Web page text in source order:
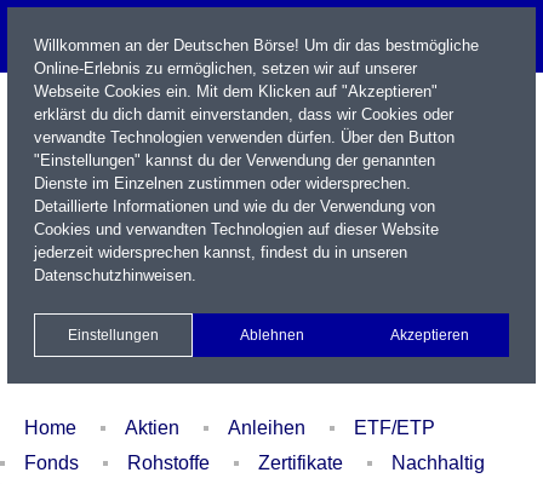
Name / WKN / ISIN / Kürzel
Xetra Realtime
Watchlist Portfolio Login
Home Aktien Anleihen
ETF/ETP
Fonds
Rohstoffe Zertifikate
Nachhaltig
Willkommen an der Deutschen Börse! Um dir das bestmögliche
Online-Erlebnis zu ermöglichen, setzen wir auf unserer
Webseite Cookies ein. Mit dem Klicken auf "Akzeptieren"
erklärst du dich damit einverstanden, dass wir Cookies oder
verwandte Technologien verwenden dürfen. Über den Button
"Einstellungen" kannst du der Verwendung der genannten
Dienste im Einzelnen zustimmen oder widersprechen.
Detaillierte Informationen und wie du der Verwendung von
Cookies und verwandten Technologien auf dieser Website
jederzeit widersprechen kannst, findest du in unseren
Datenschutzhinweisen.
Einstellungen Ablehnen Akzeptieren